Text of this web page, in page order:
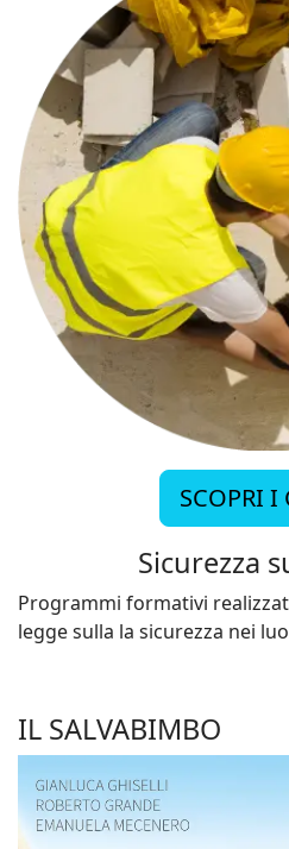
SCOPRI I
Sicurezza
Programmi formativi
legge sulla la sicurezza nei
IL SALVABIMBO